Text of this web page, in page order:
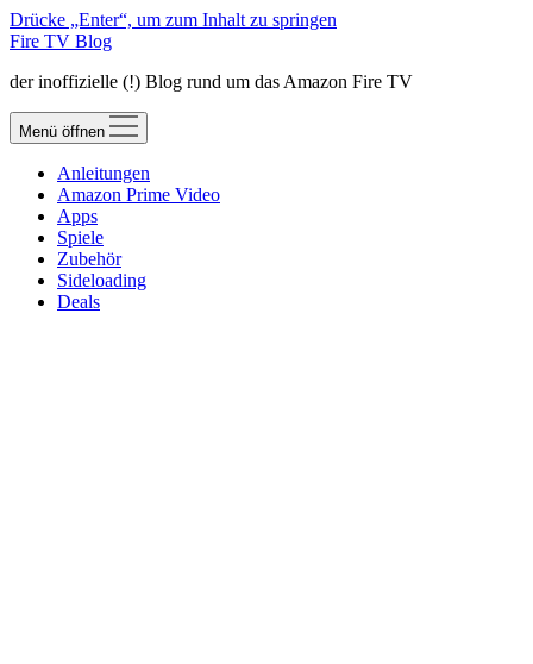
Drücke „Enter“, um zum Inhalt zu springen
Fire TV Blog
der inoffizielle (!) Blog rund um das Amazon Fire TV
Menü öffnen
Anleitungen
Amazon Prime Video
Apps
Spiele
Zubehör
Sideloading
Deals